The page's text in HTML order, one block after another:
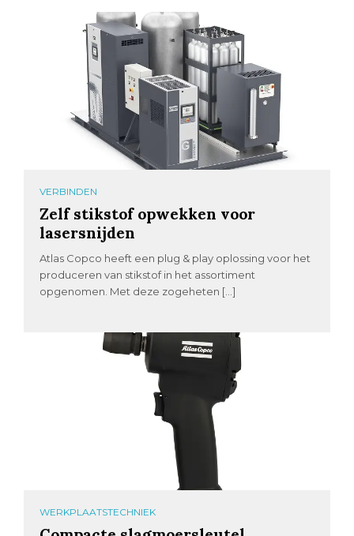
VERBINDEN
Zelf stikstof opwekken voor
lasersnijden
Atlas Copco heeft een plug & play oplossing voor het
produceren van stikstof in het assortiment
opgenomen. Met deze zogeheten […]
WERKPLAATSTECHNIEK